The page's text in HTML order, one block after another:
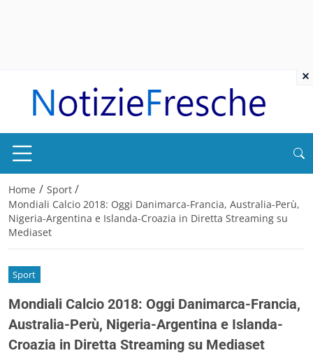
Home / Sport /
Mondiali Calcio 2018: Oggi Danimarca-Francia, Australia-Perù,
Nigeria-Argentina e Islanda-Croazia in Diretta Streaming su
Mediaset
Sport
Mondiali Calcio 2018: Oggi Danimarca-Francia,
Australia-Perù, Nigeria-Argentina e Islanda-
Croazia in Diretta Streaming su Mediaset
×